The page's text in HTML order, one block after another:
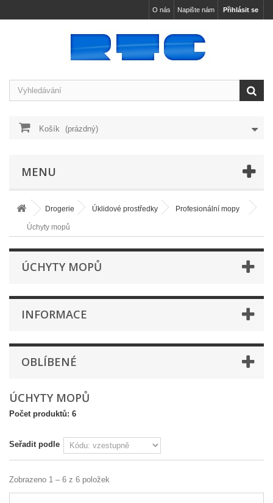
Přihlásit se
Napište nám
O nás
Košík (prázdný)
MENU
Drogerie Úklidové prostředky Profesionální mopy
Úchyty mopů
ÚCHYTY MOPŮ
INFORMACE
OBLÍBENÉ
ÚCHYTY MOPŮ
Počet produktů: 6
Seřadit podle
Zobrazeno 1 – 6 z 6 položek